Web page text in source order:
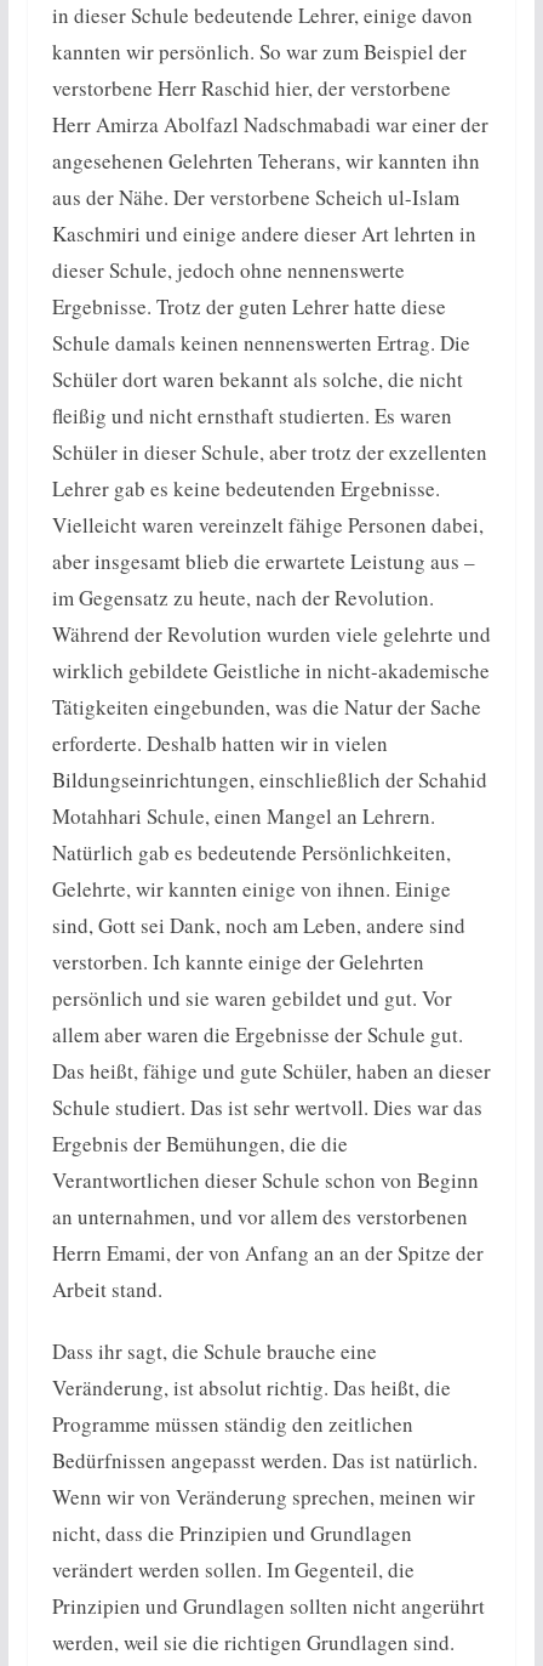
in dieser Schule bedeutende Lehrer, einige davon
kannten wir persönlich. So war zum Beispiel der
verstorbene Herr Raschid hier, der verstorbene
Herr Amirza Abolfazl Nadschmabadi war einer der
angesehenen Gelehrten Teherans, wir kannten ihn
aus der Nähe. Der verstorbene Scheich ul-Islam
Kaschmiri und einige andere dieser Art lehrten in
dieser Schule, jedoch ohne nennenswerte
Ergebnisse. Trotz der guten Lehrer hatte diese
Schule damals keinen nennenswerten Ertrag. Die
Schüler dort waren bekannt als solche, die nicht
fleißig und nicht ernsthaft studierten. Es waren
Schüler in dieser Schule, aber trotz der exzellenten
Lehrer gab es keine bedeutenden Ergebnisse.
Vielleicht waren vereinzelt fähige Personen dabei,
aber insgesamt blieb die erwartete Leistung aus –
im Gegensatz zu heute, nach der Revolution.
Während der Revolution wurden viele gelehrte und
wirklich gebildete Geistliche in nicht-akademische
Tätigkeiten eingebunden, was die Natur der Sache
erforderte. Deshalb hatten wir in vielen
Bildungseinrichtungen, einschließlich der Schahid
Motahhari Schule, einen Mangel an Lehrern.
Natürlich gab es bedeutende Persönlichkeiten,
Gelehrte, wir kannten einige von ihnen. Einige
sind, Gott sei Dank, noch am Leben, andere sind
verstorben. Ich kannte einige der Gelehrten
persönlich und sie waren gebildet und gut. Vor
allem aber waren die Ergebnisse der Schule gut.
Das heißt, fähige und gute Schüler, haben an dieser
Schule studiert. Das ist sehr wertvoll. Dies war das
Ergebnis der Bemühungen, die die
Verantwortlichen dieser Schule schon von Beginn
an unternahmen, und vor allem des verstorbenen
Herrn Emami, der von Anfang an an der Spitze der
Arbeit stand.
Dass ihr sagt, die Schule brauche eine
Veränderung, ist absolut richtig. Das heißt, die
Programme müssen ständig den zeitlichen
Bedürfnissen angepasst werden. Das ist natürlich.
Wenn wir von Veränderung sprechen, meinen wir
nicht, dass die Prinzipien und Grundlagen
verändert werden sollen. Im Gegenteil, die
Prinzipien und Grundlagen sollten nicht angerührt
werden, weil sie die richtigen Grundlagen sind.